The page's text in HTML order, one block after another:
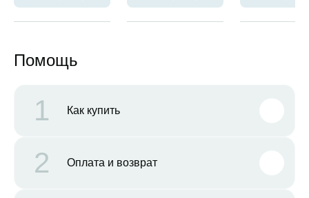
Помощь
1 Как купить
2 Оплата и возврат